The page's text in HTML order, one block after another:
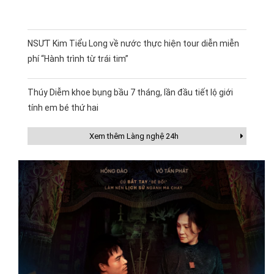
NSƯT Kim Tiểu Long về nước thực hiện tour diễn miễn
phí “Hành trình từ trái tim”
Thúy Diễm khoe bụng bầu 7 tháng, lần đầu tiết lộ giới
tính em bé thứ hai
Xem thêm Làng nghệ 24h